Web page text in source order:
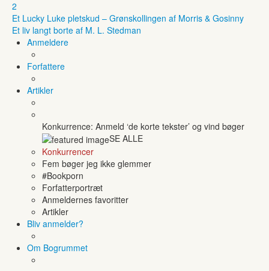
2
Et Lucky Luke pletskud – Grønskollingen af Morris & Gosinny
Et liv langt borte af M. L. Stedman
Anmeldere
Forfattere
Artikler
Konkurrence: Anmeld ‘de korte tekster’ og vind bøger
SE ALLE
Konkurrencer
Fem bøger jeg ikke glemmer
#Bookporn
Forfatterportræt
Anmeldernes favoritter
Artikler
Bliv anmelder?
Om Bogrummet